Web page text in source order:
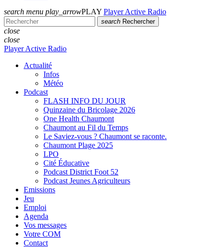
search menu play_arrowPLAY Player Active Radio
search Rechercher
close
close
Player Active Radio
Actualité
Infos
Météo
Podcast
FLASH INFO DU JOUR
Quinzaine du Bricolage 2026
One Health Chaumont
Chaumont au Fil du Temps
Le Saviez-vous ? Chaumont se raconte.
Chaumont Plage 2025
LPO
Cité Éducative
Podcast District Foot 52
Podcast Jeunes Agriculteurs
Emissions
Jeu
Emploi
Agenda
Vos messages
Votre COM
Contact